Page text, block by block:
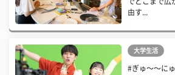
由す...
大学生活
#ぎゅ〜〜に